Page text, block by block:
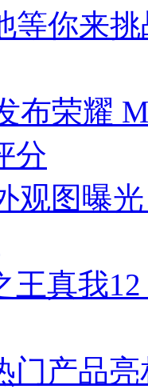
等你来
布荣耀
分
观图曝
王真我
门产品